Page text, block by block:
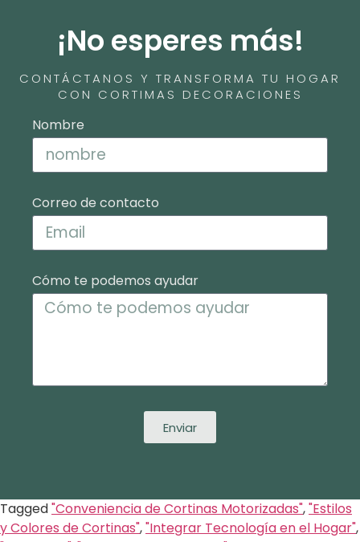
¡No esperes más!
CONTÁCTANOS Y TRANSFORMA TU HOGAR
CON CORTIMAS DECORACIONES
Nombre
Correo de contacto
Cómo te podemos ayudar
Enviar
Tagged"Conveniencia de Cortinas Motorizadas","Estilos
y Colores de Cortinas","Integrar Tecnología en el Hogar",